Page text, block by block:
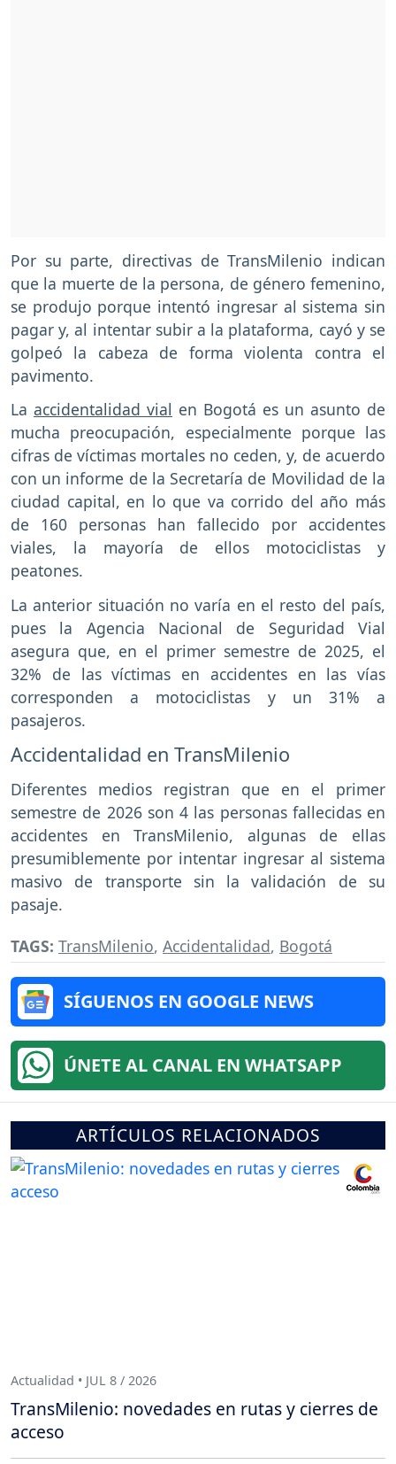
Por su parte, directivas de TransMilenio indican
que la muerte de la persona, de género femenino,
se produjo porque intentó ingresar al sistema sin
pagar y, al intentar subir a la plataforma, cayó y se
golpeó la cabeza de forma violenta contra el
pavimento.
La accidentalidad vial en Bogotá es un asunto de
mucha preocupación, especialmente porque las
cifras de víctimas mortales no ceden, y, de acuerdo
con un informe de la Secretaría de Movilidad de la
ciudad capital, en lo que va corrido del año más
de 160 personas han fallecido por accidentes
viales, la mayoría de ellos motociclistas y
peatones.
La anterior situación no varía en el resto del país,
pues la Agencia Nacional de Seguridad Vial
asegura que, en el primer semestre de 2025, el
32% de las víctimas en accidentes en las vías
corresponden a motociclistas y un 31% a
pasajeros.
Accidentalidad en TransMilenio
Diferentes medios registran que en el primer
semestre de 2026 son 4 las personas fallecidas en
accidentes en TransMilenio, algunas de ellas
presumiblemente por intentar ingresar al sistema
masivo de transporte sin la validación de su
pasaje.
TAGS: TransMilenio, Accidentalidad, Bogotá
SÍGUENOS EN GOOGLE NEWS
ÚNETE AL CANAL EN WHATSAPP
ARTÍCULOS RELACIONADOS
Actualidad • JUL 8 / 2026
TransMilenio: novedades en rutas y cierres de
acceso